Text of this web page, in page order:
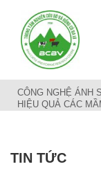
CÔNG NGHỆ ÁNH
HIỆU QUẢ CÁC
TIN TỨC